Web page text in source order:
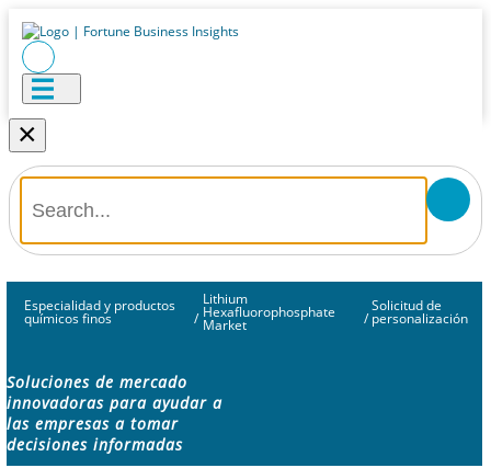
×
Especialidad y productos
químicos finos /
Lithium
Hexafluorophosphate
Market /
Solicitud de
personalización
Soluciones de mercado
innovadoras para ayudar a
las empresas a tomar
decisiones informadas